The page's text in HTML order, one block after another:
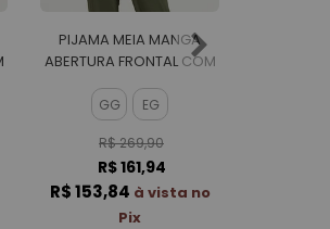
PIJAMA MEIA MANGA
ABERTURA FRONTAL COM
FEMININO
GG EG
R$ 269,90
R$ 161,94
R$ 153,84 à vista no
Pix